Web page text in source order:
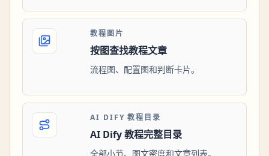
教程图片
按图查找教程文章
流程图、配置图和判断卡片。
AI DIFY 教程目录
AI Dify 教程完整目录
全部小节、图文密度和文章列表。